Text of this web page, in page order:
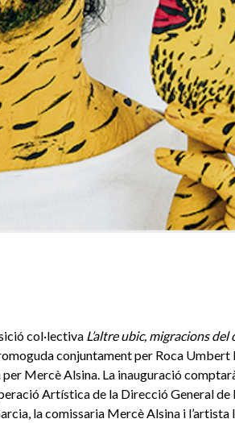
col·lectiva L’altre ubic, migracions del
conjuntament per Roca Umbert
Mercè Alsina. La inauguració
Artística de la Direcció General
la comissaria Mercè Alsina i l’artista